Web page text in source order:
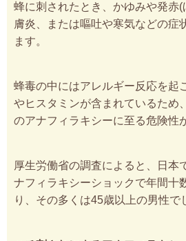
蜂に刺されたとき、かゆみや発赤
膚炎、または嘔吐や寒気などの症
ます。
蜂毒の中にはアレルギー反応を起
やヒスタミンが含まれているため
のアナフィラキシーに至る危険性
厚生労働省の調査によると、日本
ナフィラキシーショックで年間十
り、その多くは45歳以上の男性で